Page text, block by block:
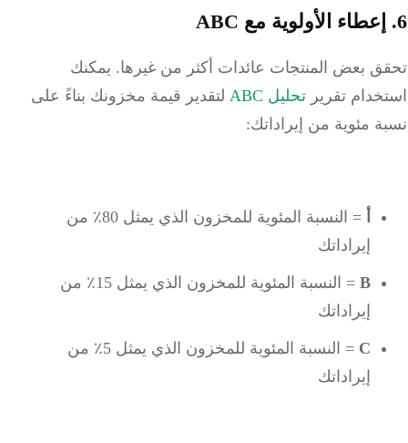
بعض المنتجات عائدات أكثر من غيرها. يمكنك
تقرير تحليل ABC
لتقدير قيمة مخزونك بناءً على
مئوية من إيراداتك:
= النسبة المئوية للمخزون الذي يمثل 80٪ من
إيراداتك
B
= النسبة المئوية للمخزون الذي يمثل 15٪ من
إيراداتك
C
= النسبة المئوية للمخزون الذي يمثل 5٪ من
إيراداتك